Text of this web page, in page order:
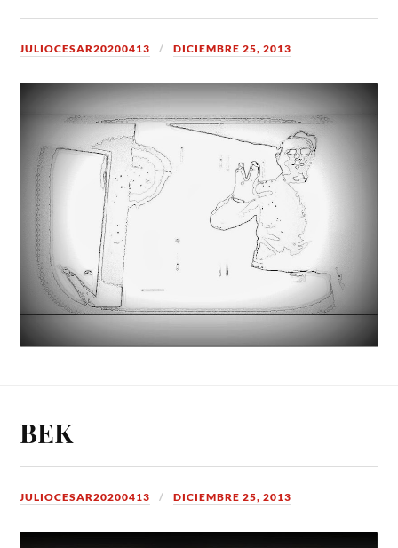
JULIOCESAR20200413 DICIEMBRE 25, 2013
BEK
JULIOCESAR20200413 DICIEMBRE 25, 2013